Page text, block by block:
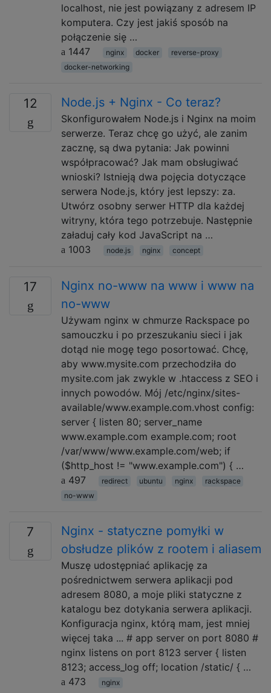
localhost, nie jest powiązany z adresem IP
komputera. Czy jest jakiś sposób na
połączenie się …
1447
nginx docker
reverse-proxy
docker-networking
12 Node.js + Nginx - Co teraz?
Skonfigurowałem Node.js i Nginx na moim
serwerze. Teraz chcę go użyć, ale zanim
zacznę, są dwa pytania: Jak powinni
współpracować? Jak mam obsługiwać
wnioski? Istnieją dwa pojęcia dotyczące
serwera Node.js, który jest lepszy: za.
Utwórz osobny serwer HTTP dla każdej
witryny, która tego potrzebuje. Następnie
załaduj cały kod JavaScript na …
1003
node.js nginx concept
17
Nginx no-www na www i www na
no-www
Używam nginx w chmurze Rackspace po
samouczku i po przeszukaniu sieci i jak
dotąd nie mogę tego posortować. Chcę,
aby www.mysite.com przechodziła do
mysite.com jak zwykle w .htaccess z SEO i
innych powodów. Mój /etc/nginx/sites-
available/www.example.com.vhost config:
server { listen 80; server_name
www.example.com example.com; root
/var/www/www.example.com/web; if
($http_host != "www.example.com") { …
497
redirect ubuntu nginx
rackspace
no-www
7
Nginx - statyczne pomyłki w
obsłudze plików z rootem i aliasem
Muszę udostępniać aplikację za
pośrednictwem serwera aplikacji pod
adresem 8080, a moje pliki statyczne z
katalogu bez dotykania serwera aplikacji.
Konfiguracja nginx, którą mam, jest mniej
więcej taka ... # app server on port 8080 #
nginx listens on port 8123 server { listen
8123; access_log off; location /static/ { …
473
nginx